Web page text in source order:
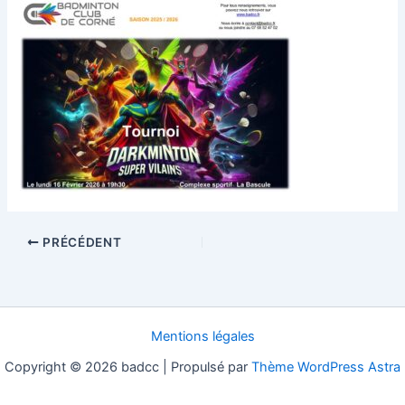
PRÉCÉDENT
Mentions légales
Copyright © 2026 badcc | Propulsé par Thème WordPress Astra